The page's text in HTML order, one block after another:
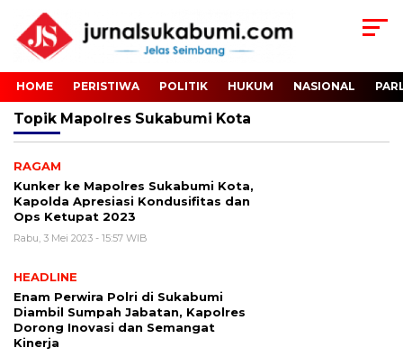
HOME PERISTIWA POLITIK HUKUM NASIONAL
Topik Mapolres Sukabumi Kota
RAGAM
Kunker ke Mapolres Sukabumi Kota,
Kapolda Apresiasi Kondusifitas dan
Ops Ketupat 2023
Rabu, 3 Mei 2023 - 15:57 WIB
HEADLINE
Enam Perwira Polri di Sukabumi
Diambil Sumpah Jabatan, Kapolres
Dorong Inovasi dan Semangat
Kinerja